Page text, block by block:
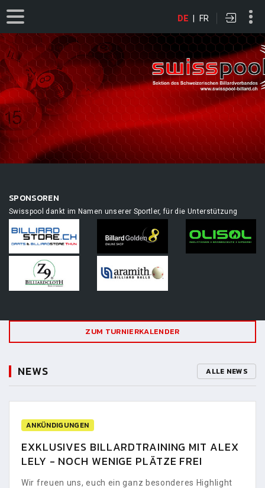
DE | FR
SPONSOREN
Swisspool dankt im Namen unserer Sportler, für die Unterstützung
ZUM TURNIERKALENDER
NEWS ALLE NEWS
ANKÜNDIGUNGEN
EXKLUSIVES BILLARDTRAINING MIT ALEX
LELY - NOCH WENIGE PLÄTZE FREI
Wir freuen uns, euch ein ganz besonderes Highlight